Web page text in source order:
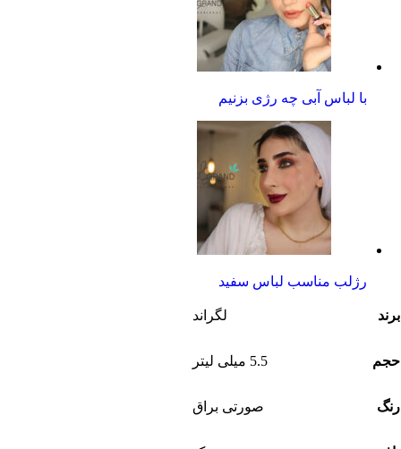
با لباس آبی چه رژی بزنیم
رژلب مناسب لباس سفید
برند لگراند
حجم 5.5 میلی لیتر
رنگ صورتی براق